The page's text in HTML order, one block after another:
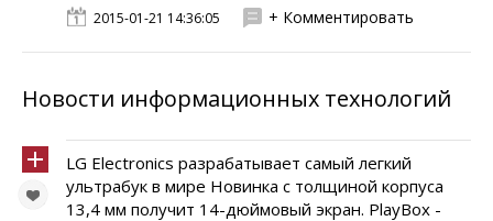
2015-01-21 14:36:05 + Комментировать
Новости информационных технологий
LG Electronics разрабатывает самый легкий
ультрабук в мире Новинка с толщиной корпуса
13,4 мм получит 14-дюймовый экран. PlayBox -